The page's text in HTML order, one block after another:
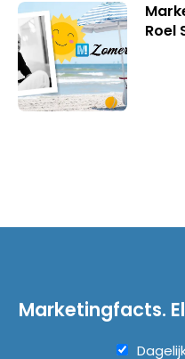
Roel
Marketingfacts.